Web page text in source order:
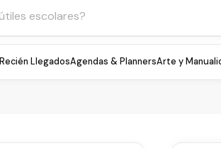
Recién LlegadosAgendas & PlannersArte y